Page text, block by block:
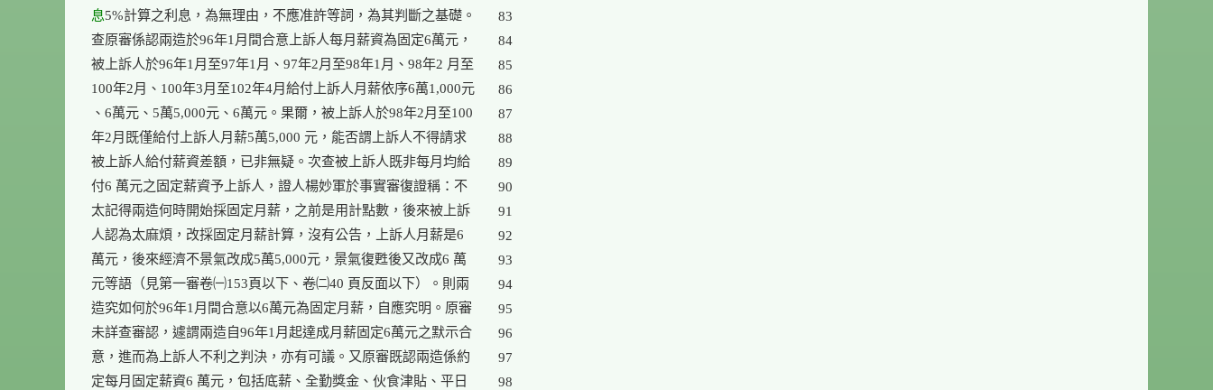
息5%計算之利息，為無理由，不應准許等詞，為其判斷之基礎。
查原審係認兩造於96年1月間合意上訴人每月薪資為固定6萬元，
被上訴人於96年1月至97年1月、97年2月至98年1月、98年2 月至
100年2月、100年3月至102年4月給付上訴人月薪依序6萬1,000元
、6萬元、5萬5,000元、6萬元。果爾，被上訴人於98年2月至100
年2月既僅給付上訴人月薪5萬5,000 元，能否謂上訴人不得請求
被上訴人給付薪資差額，已非無疑。次查被上訴人既非每月均給
付6 萬元之固定薪資予上訴人，證人楊妙軍於事實審復證稱：不
太記得兩造何時開始採固定月薪，之前是用計點數，後來被上訴
人認為太麻煩，改採固定月薪計算，沒有公告，上訴人月薪是6
萬元，後來經濟不景氣改成5萬5,000元，景氣復甦後又改成6 萬
元等語（見第一審卷㈠153頁以下、卷㈡40 頁反面以下）。則兩
造究如何於96年1月間合意以6萬元為固定月薪，自應究明。原審
未詳查審認，遽謂兩造自96年1月起達成月薪固定6萬元之默示合
意，進而為上訴人不利之判決，亦有可議。又原審既認兩造係約
定每月固定薪資6 萬元，包括底薪、全勤獎金、伙食津貼、平日
83
84
85
86
87
88
89
90
91
92
93
94
95
96
97
98